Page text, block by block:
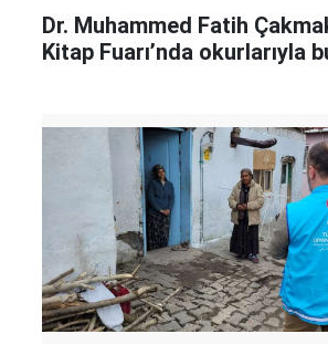
Dr. Muhammed Fatih
Kitap Fuarı’nda okurlarıyla